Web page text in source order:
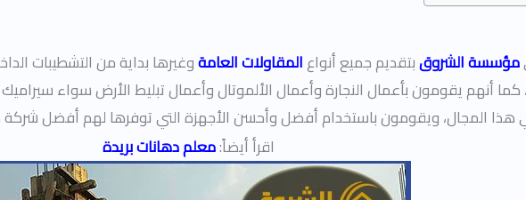
مؤسسة الشروقبتقديم جميع أنواعالمقاولات العامةوغيرها بداية من التشطيبات
أنهم يقومون بأعمال النجارة وأعمال الألموتال وأعمال تبليط الأرض سواء
في هذا المجال، ويقومون باستخدام أفضل وأحسن الأجهزة التي توفرها لهم أفضل
اقرأ أيضاً:معلم دهانات بريدة